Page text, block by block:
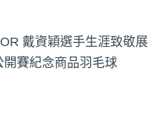
戴資穎選手生涯致敬展
開賽紀念商品羽毛球